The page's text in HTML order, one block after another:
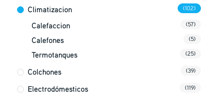
Climatizacion (102)
Calefaccion (57)
Calefones (5)
Termotanques (25)
Colchones (39)
Electrodómesticos (119)